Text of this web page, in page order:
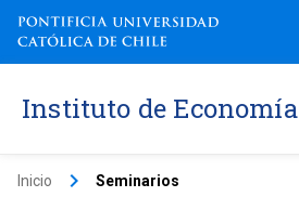
Instituto de Economía
Inicio keyboard_arrow_right Seminarios